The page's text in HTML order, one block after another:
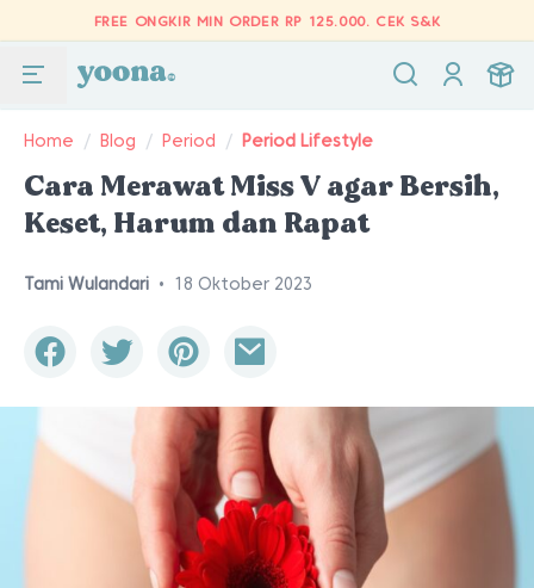
FREE ONGKIR MIN ORDER RP 125.000. CEK S&K
Home / Blog / Period / Period Lifestyle
Cara Merawat Miss V agar Bersih,
Keset, Harum dan Rapat
Tami Wulandari • 18 Oktober 2023